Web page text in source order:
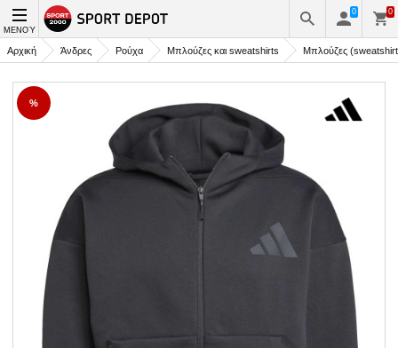
ΜΕΝΟΎ
0 0
Αρχική Άνδρες Ρούχα Μπλούζες και sweatshirts Μπλούζες
%